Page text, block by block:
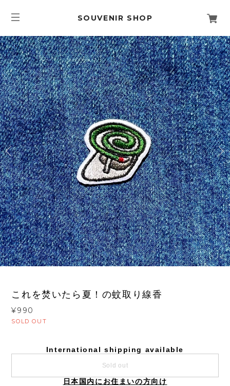
SOUVENIR SHOP
1/2
これを焚いたら夏！の蚊取り線香
¥990
SOLD OUT
International shipping available
Sold out
日本国内にお住まいの方向け